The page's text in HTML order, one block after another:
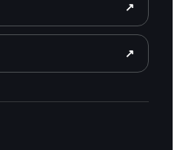
↗
↗